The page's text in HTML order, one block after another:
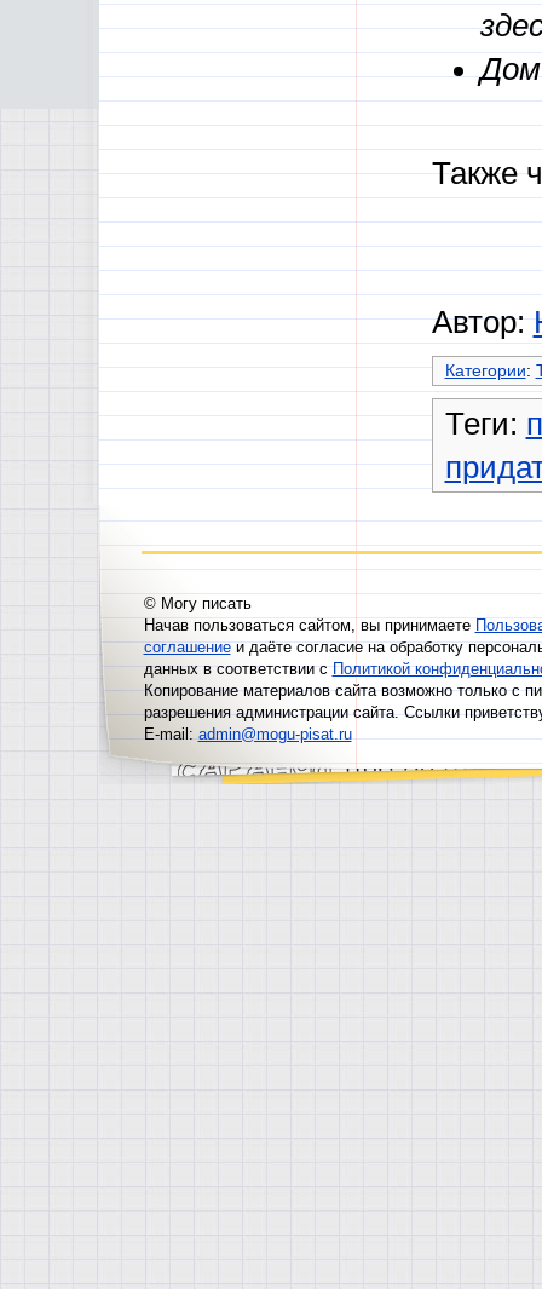
Дом
Также
Автор:
Категории:
Теги:
© Могу писать
Начав пользоваться сайтом, вы принимаете
соглашениеи даёте согласие на обработку
данных в соответствии сПолитикой
Копирование материалов сайта возможно только с
разрешения администрации сайта. Ссылки
E-mail:admin@mogu-pisat.ru